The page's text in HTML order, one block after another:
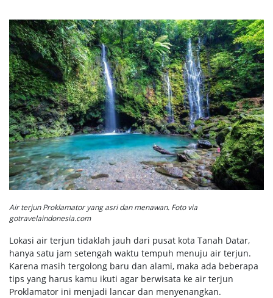
Air terjun Proklamator yang asri dan menawan. Foto via
gotravelaindonesia.com
Lokasi air terjun tidaklah jauh dari pusat kota Tanah Datar,
hanya satu jam setengah waktu tempuh menuju air terjun.
Karena masih tergolong baru dan alami, maka ada beberapa
tips yang harus kamu ikuti agar berwisata ke air terjun
Proklamator ini menjadi lancar dan menyenangkan.